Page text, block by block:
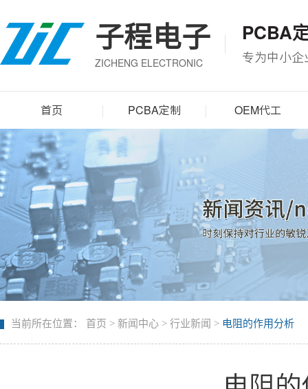
子程电子
ZICHENG ELECTRONIC
PCBA
专为中小企
首页 PCBA定制 OEM代工
当前所在位置： 首页 > 新闻中心 > 行业新闻 > 电阻的作用分析